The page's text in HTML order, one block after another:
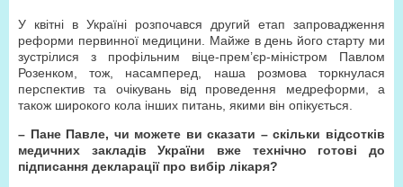
У квітні в Україні розпочався другий етап запровадження
реформи первинної медицини. Майже в день його старту ми
зустрілися з профільним віце-прем’єр-міністром Павлом
Розенком, тож, насамперед, наша розмова торкнулася
перспектив та очікувань від проведення медреформи, а
також широкого кола інших питань, якими він опікується.
– Пане Павле, чи можете ви сказати – скільки відсотків
медичних закладів України вже технічно готові до
підписання декларації про вибір лікаря?